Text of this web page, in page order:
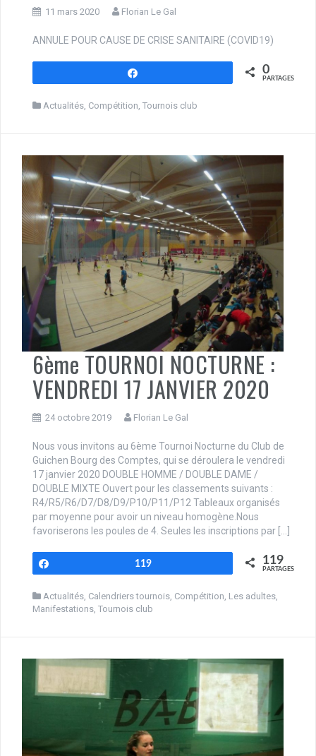
11 mars 2020 Florian Le Gal
ANNULE POUR CAUSE DE CRISE SANITAIRE (COVID19)
0
PARTAGES
Actualités, Compétition, Tournois club
6ème TOURNOI NOCTURNE :
VENDREDI 17 JANVIER 2020
24 octobre 2019 Florian Le Gal
Nous vous invitons au 6ème Tournoi Nocturne du Club de
Guichen Bourg des Comptes, qui se déroulera le vendredi
17 janvier 2020 DOUBLE HOMME / DOUBLE DAME /
DOUBLE MIXTE Ouvert pour les classements suivants :
R4/R5/R6/D7/D8/D9/P10/P11/P12 Tableaux organisés
par moyenne pour avoir un niveau homogène.Nous
favoriserons les poules de 4. Seules les inscriptions par […]
119 119
PARTAGES
Actualités, Calendriers tournois, Compétition, Les adultes,
Manifestations, Tournois club